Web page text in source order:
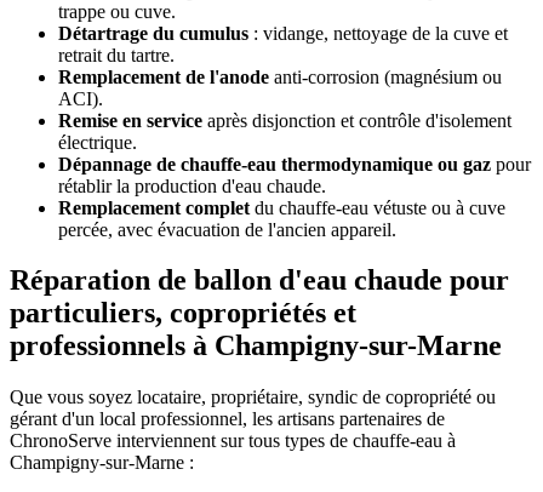
trappe ou cuve.
Détartrage du cumulus : vidange, nettoyage de la cuve et
retrait du tartre.
Remplacement de l'anode anti-corrosion (magnésium ou
ACI).
Remise en service après disjonction et contrôle d'isolement
électrique.
Dépannage de chauffe-eau thermodynamique ou gaz pour
rétablir la production d'eau chaude.
Remplacement complet du chauffe-eau vétuste ou à cuve
percée, avec évacuation de l'ancien appareil.
Réparation de ballon d'eau chaude pour
particuliers, copropriétés et
professionnels à Champigny-sur-Marne
Que vous soyez locataire, propriétaire, syndic de copropriété ou
gérant d'un local professionnel, les artisans partenaires de
ChronoServe interviennent sur tous types de chauffe-eau à
Champigny-sur-Marne :